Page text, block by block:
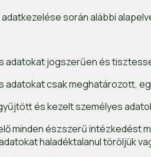
során alábbi
adatokat jogszerűen és
adatokat csak meghatározott,
és kezelt személyes
minden észszerű intézkedést
haladéktalanul töröljük